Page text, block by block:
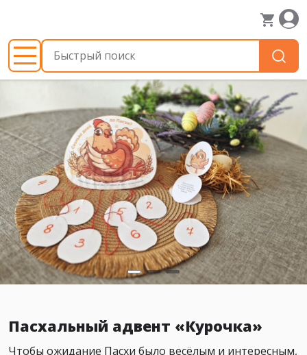
Пасхальный адвент «Курочка»
Чтобы ожидание Пасхи было весёлым и интересным,